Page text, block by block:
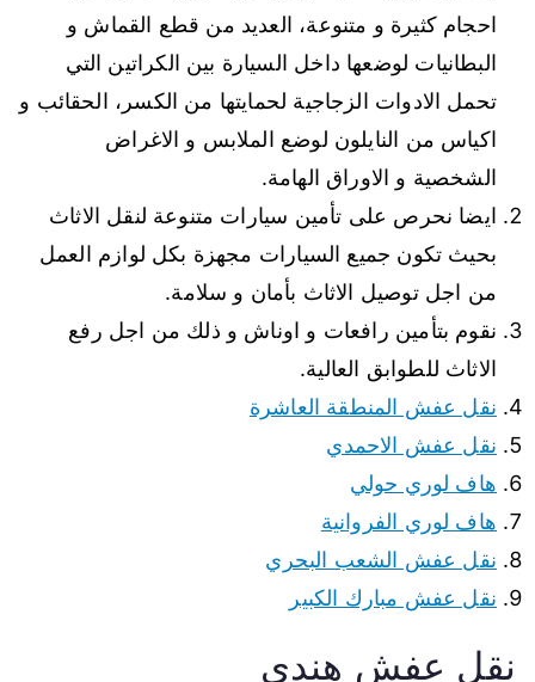
احجام كثيرة و متنوعة، العديد من قطع القماش و
البطانيات لوضعها داخل السيارة بين الكراتين التي
تحمل الادوات الزجاجية لحمايتها من الكسر، الحقائب و
اكياس من النايلون لوضع الملابس و الاغراض
الشخصية و الاوراق الهامة.
ايضا نحرص على تأمين سيارات متنوعة لنقل الاثاث
بحيث تكون جميع السيارات مجهزة بكل لوازم العمل
من اجل توصيل الاثاث بأمان و سلامة.
نقوم بتأمين رافعات و اوناش و ذلك من اجل رفع
الاثاث للطوابق العالية.
نقل عفش المنطقة العاشرة
نقل عفش الاحمدي
هاف لوري حولي
هاف لوري الفروانية
نقل عفش الشعب البحري
نقل عفش مبارك الكبير
نقل عفش هندي